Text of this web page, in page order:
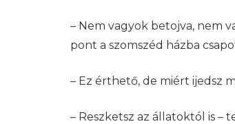
– Nem vagyok betojva, nem
pont a szomszéd házba
– Ez érthető, de miért ijedsz
– Reszketsz az állatoktól is –